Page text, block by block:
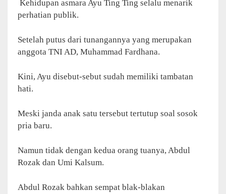
Kehidupan asmara Ayu Ting Ting selalu menarik
perhatian publik.
Setelah putus dari tunangannya yang merupakan
anggota TNI AD, Muhammad Fardhana.
Kini, Ayu disebut-sebut sudah memiliki tambatan
hati.
Meski janda anak satu tersebut tertutup soal sosok
pria baru.
Namun tidak dengan kedua orang tuanya, Abdul
Rozak dan Umi Kalsum.
Abdul Rozak bahkan sempat blak-blakan